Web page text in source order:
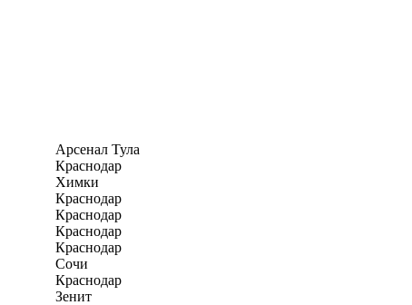
Арсенал Тула
Краснодар
Химки
Краснодар
Краснодар
Краснодар
Краснодар
Сочи
Краснодар
Зенит